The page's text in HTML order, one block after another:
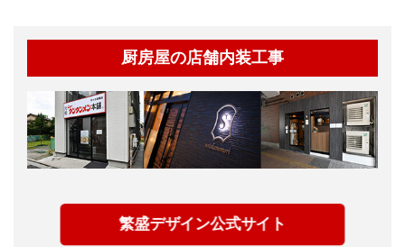
厨房屋の店舗内装工事
繁盛デザイン公式サイト